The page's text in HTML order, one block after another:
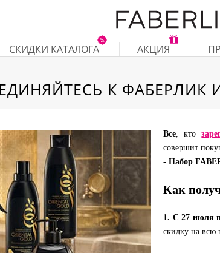
СКИДКИ КАТАЛОГА АКЦИЯ
К ФАБЕРЛИК
Все, кто
совершит
- Набор
Как
1. С 27 июля
скидку на всю